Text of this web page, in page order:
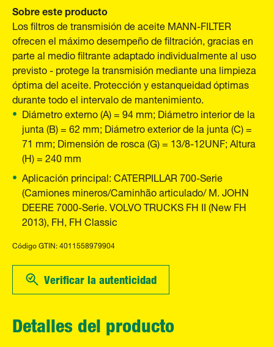
Sobre este producto
Los filtros de transmisión de aceite MANN-FILTER
ofrecen el máximo desempeño de filtración, gracias en
parte al medio filtrante adaptado individualmente al uso
previsto - protege la transmisión mediante una limpieza
óptima del aceite. Protección y estanqueidad óptimas
durante todo el intervalo de mantenimiento.
Diámetro externo (A) = 94 mm; Diámetro interior de la
junta (B) = 62 mm; Diámetro exterior de la junta (C) =
71 mm; Dimensión de rosca (G) = 13/8-12UNF; Altura
(H) = 240 mm
Aplicación principal: CATERPILLAR 700-Serie
(Camiones mineros/Caminhão articulado/ M. JOHN
DEERE 7000-Serie. VOLVO TRUCKS FH II (New FH
2013), FH, FH Classic
Código GTIN: 4011558979904
Verificar la autenticidad
Detalles del producto